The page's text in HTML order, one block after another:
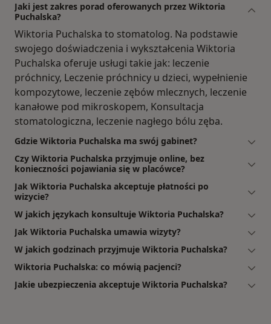
Jaki jest zakres porad oferowanych przez Wiktoria
Puchalska?
Wiktoria Puchalska to stomatolog. Na podstawie
swojego doświadczenia i wykształcenia Wiktoria
Puchalska oferuje usługi takie jak: leczenie
próchnicy, Leczenie próchnicy u dzieci, wypełnienie
kompozytowe, leczenie zębów mlecznych, leczenie
kanałowe pod mikroskopem, Konsultacja
stomatologiczna, leczenie nagłego bólu zęba.
Gdzie Wiktoria Puchalska ma swój gabinet?
Czy Wiktoria Puchalska przyjmuje online, bez
konieczności pojawiania się w placówce?
Jak Wiktoria Puchalska akceptuje płatności po
wizycie?
W jakich językach konsultuje Wiktoria Puchalska?
Jak Wiktoria Puchalska umawia wizyty?
W jakich godzinach przyjmuje Wiktoria Puchalska?
Wiktoria Puchalska: co mówią pacjenci?
Jakie ubezpieczenia akceptuje Wiktoria Puchalska?